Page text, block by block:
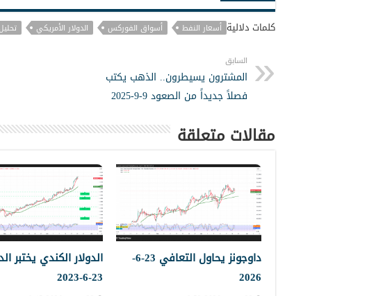
كلمات دلالية أسعار النفط أسواق الفوركس الدولار الأمريكي
السابق
المشترون يسيطرون.. الذهب يكتب
فصلاً جديداً من الصعود 9-9-2025
مقالات متعلقة
داوجونز يحاول التعافي 23-6-
2026
الدولار الكندي يختبر
23-6-2023